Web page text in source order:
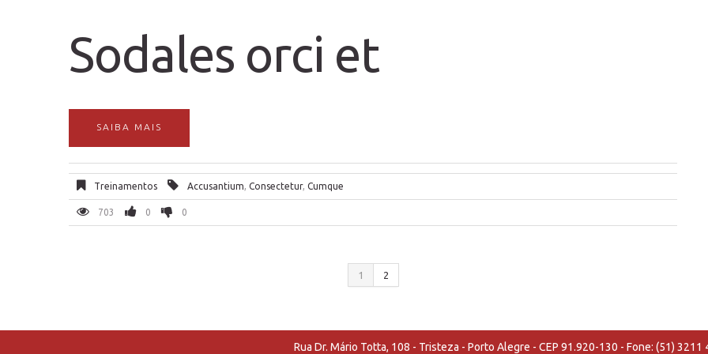
Sodales orci et
SAIBA MAIS
Treinamentos Accusantium, Consectetur, Cumque
703 0 0
1 2
Rua Dr. Mário Totta, 108 - Tristeza - Porto Alegre - CEP 91.920-130 - Fone: (51) 3211